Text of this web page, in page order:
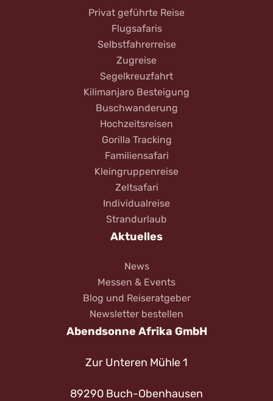
Privat geführte Reise
Flugsafaris
Selbstfahrerreise
Zugreise
Segelkreuzfahrt
Kilimanjaro Besteigung
Buschwanderung
Hochzeitsreisen
Gorilla Tracking
Familiensafari
Kleingruppenreise
Zeltsafari
Individualreise
Strandurlaub
Aktuelles
News
Messen & Events
Blog und Reiseratgeber
Newsletter bestellen
Abendsonne Afrika GmbH
Zur Unteren Mühle 1
89290 Buch-Obenhausen